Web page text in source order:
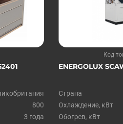
800
3 года
Код
ENERGOLUX
Страна
Охлаждение, кВт
Обогрев, кВт